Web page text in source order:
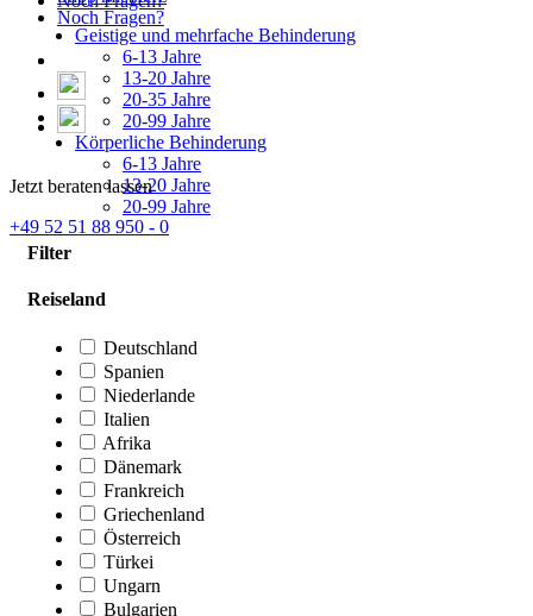
Noch Fragen?
Jetzt beraten lassen
+49 52 51 88 950 - 0
Geistige und mehrfache Behinderung
6-13 Jahre
13-20 Jahre
20-35 Jahre
20-99 Jahre
Körperliche Behinderung
6-13 Jahre
13-20 Jahre
20-99 Jahre
Filter
Reiseland
Deutschland
Spanien
Niederlande
Italien
Afrika
Dänemark
Frankreich
Griechenland
Österreich
Türkei
Ungarn
Bulgarien